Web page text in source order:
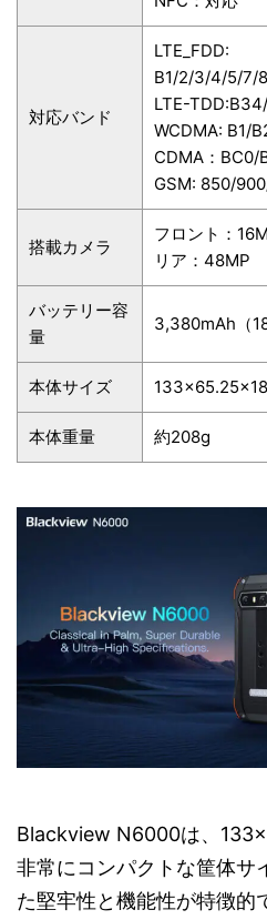
対応バンド
LTE_FDD:
B1/2/3/4/5/7/
LTE-
WCDMA: B1/
CDMA：BC0/
GSM: 850/
搭載カメラ
フロント：
リア：48MP
バッテリー容
量
3,380mAh（
本体サイズ
本体重量 約208g
Blackview N6000は、
非常にコンパクトな筐体サ
た堅牢性と機能性が特徴的